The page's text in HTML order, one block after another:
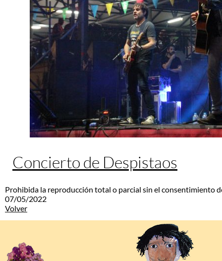
Concierto de Despistaos
Prohibida la reproducción total o parcial sin el consentimiento
07/05/2022
Volver